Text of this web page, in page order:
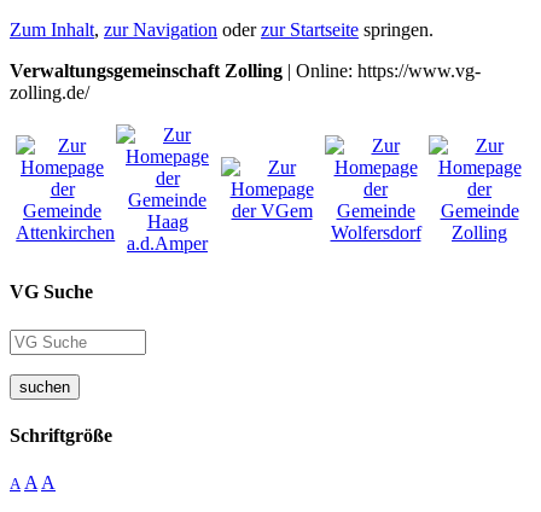
Zum Inhalt, zur Navigation oderzur Startseite springen.
Verwaltungsgemeinschaft Zolling | Online: https://www.vg-
zolling.de/
VG Suche
suchen
Schriftgröße
A A A